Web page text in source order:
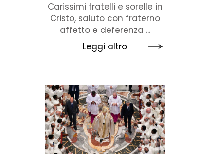
Carissimi fratelli e sorelle in
Cristo, saluto con fraterno
affetto e deferenza ...
Leggi altro